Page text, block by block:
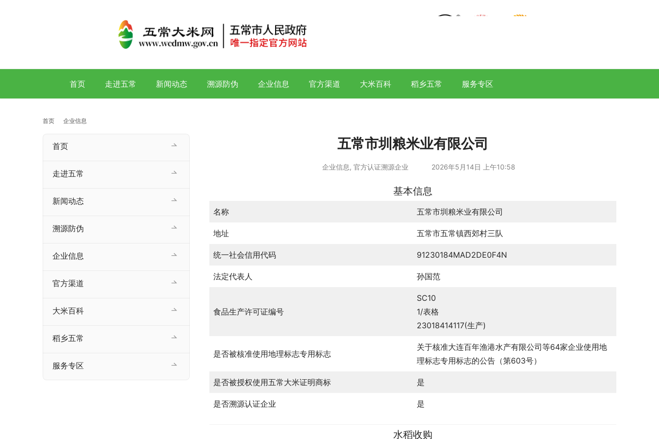
首页 走进五常 新闻动态 溯源防伪 企业信息 官方渠道 大米百科 稻乡五常 服务专区
首页 企业信息
五常市圳粮米业有限公司
企业信息, 官方认证溯源企业 2026年5月14日 上午10:58
基本信息
名称 五常市圳粮米业有限公司
地址 五常市五常镇西郊村三队
统一社会信用代码 91230184MAD2DE0F4N
法定代表人 孙国范
食品生产许可证编号
SC10
1/表格
23018414117(生产)
是否被核准使用地理标志专用标志
关于核准大连百年渔港水产有限公司等64家企业使用地
理标志专用标志的公告（第603号）
是否被授权使用五常大米证明商标 是
是否溯源认证企业 是
水稻收购
首页
走进五常
新闻动态
溯源防伪
企业信息
官方渠道
大米百科
稻乡五常
服务专区